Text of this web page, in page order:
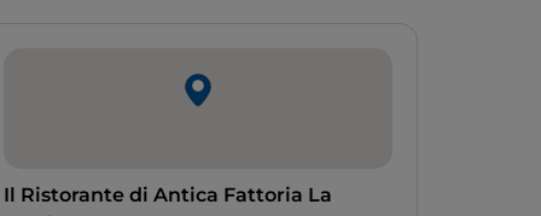
Il Ristorante di Antica Fattoria La